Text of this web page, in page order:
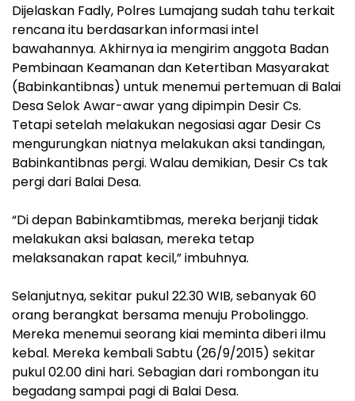
Dijelaskan Fadly, Polres Lumajang sudah tahu terkait
rencana itu berdasarkan informasi intel
bawahannya. Akhirnya ia mengirim anggota Badan
Pembinaan Keamanan dan Ketertiban Masyarakat
(Babinkantibnas) untuk menemui pertemuan di Balai
Desa Selok Awar-awar yang dipimpin Desir Cs.
Tetapi setelah melakukan negosiasi agar Desir Cs
mengurungkan niatnya melakukan aksi tandingan,
Babinkantibnas pergi. Walau demikian, Desir Cs tak
pergi dari Balai Desa.
“Di depan Babinkamtibmas, mereka berjanji tidak
melakukan aksi balasan, mereka tetap
melaksanakan rapat kecil,” imbuhnya.
Selanjutnya, sekitar pukul 22.30 WIB, sebanyak 60
orang berangkat bersama menuju Probolinggo.
Mereka menemui seorang kiai meminta diberi ilmu
kebal. Mereka kembali Sabtu (26/9/2015) sekitar
pukul 02.00 dini hari. Sebagian dari rombongan itu
begadang sampai pagi di Balai Desa.